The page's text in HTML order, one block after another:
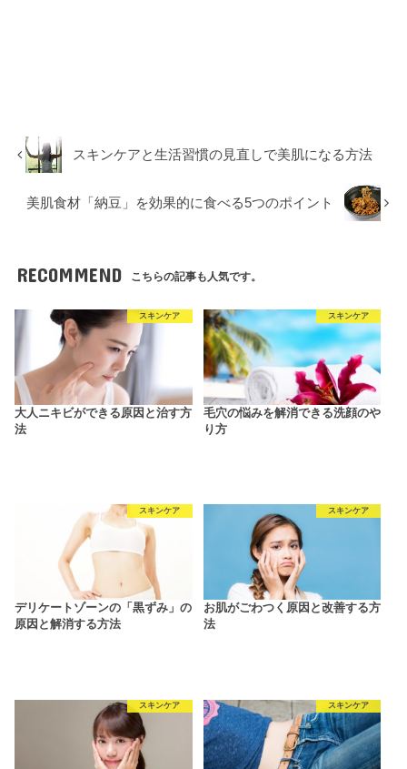
スキンケアと生活習慣の見直しで美肌になる方法
美肌食材「納豆」を効果的に食べる5つのポイント
RECOMMEND こちらの記事も人気です。
スキンケア
大人ニキビができる原因と治す方
法
スキンケア
毛穴の悩みを解消できる洗顔のや
り方
スキンケア
デリケートゾーンの「黒ずみ」の
原因と解消する方法
スキンケア
お肌がごわつく原因と改善する方
法
スキンケア スキンケア